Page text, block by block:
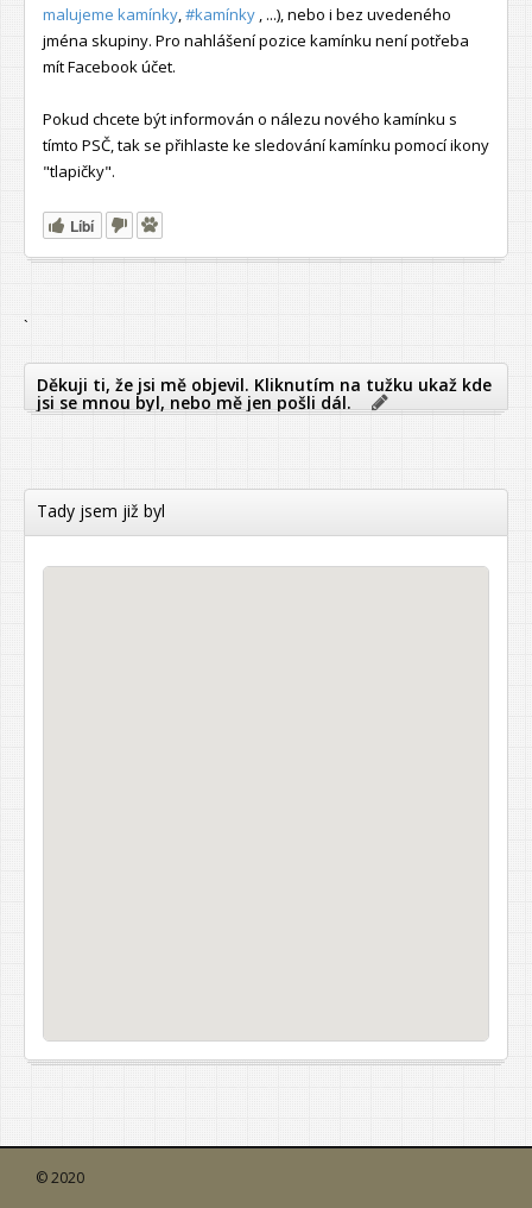
malujeme kamínky #kamínky , ...), nebo i bez uvedeného
jména skupiny. Pro nahlášení pozice kamínku není potřeba
mít Facebook účet.
Pokud chcete být informován o nálezu nového kamínku s
tímto PSČ, tak se přihlaste ke sledování kamínku pomocí ikony
"tlapičky".
Líbí
`
Děkuji ti, že jsi mě objevil. Kliknutím na tužku ukaž kde
jsi se mnou byl, nebo mě jen pošli dál.
Tady jsem již byl
© 2020